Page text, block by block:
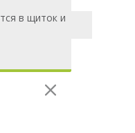
в щиток и